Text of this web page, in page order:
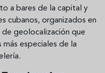
a bares de la capital y
cubanos, organizados en
geolocalización que
especiales de la